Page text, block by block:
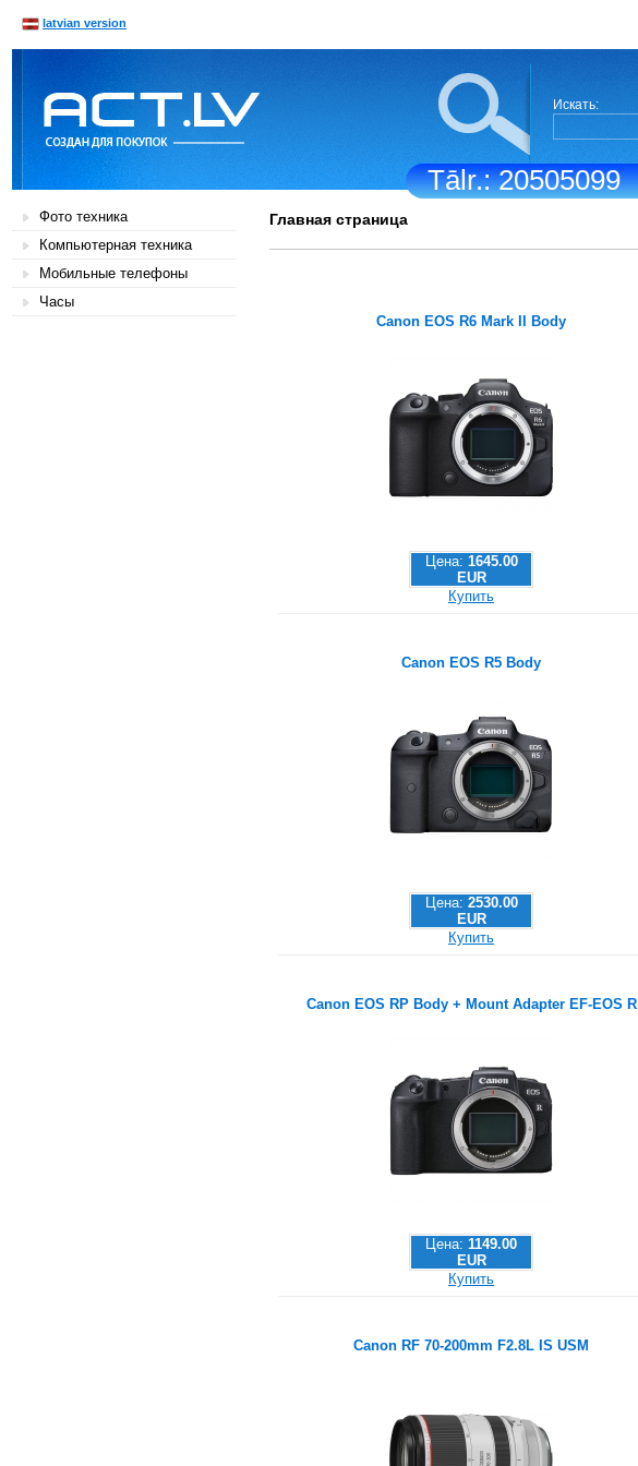
Tālr.: 20505099
latvian version
Искать:
Фото техника
Компьютерная техника
Мобильные телефоны
Часы
Главная страница
Canon EOS R6 Mark II Body
Цена: 1645.00
EUR
Купить
Canon EOS R5 Body
Цена: 2530.00
EUR
Купить
Canon EOS RP Body + Mount Adapter EF-EOS R
Цена: 1149.00
EUR
Купить
Canon RF 70-200mm F2.8L IS USM